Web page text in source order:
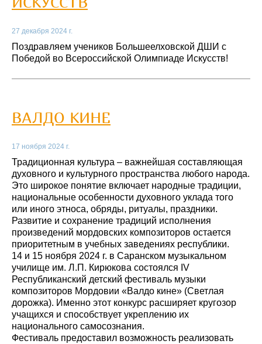
27 декабря 2024 г.
Поздравляем учеников Большеелховской ДШИ с
Победой во Всероссийской Олимпиаде Искусств!
ВАЛДО КИНЕ
17 ноября 2024 г.
Традиционная культура – важнейшая составляющая
духовного и культурного пространства любого народа.
Это широкое понятие включает народные традиции,
национальные особенности духовного уклада того
или иного этноса, обряды, ритуалы, праздники.
Развитие и сохранение традиций исполнения
произведений мордовских композиторов остается
приоритетным в учебных заведениях республики.
14 и 15 ноября 2024 г. в Саранском музыкальном
училище им. Л.П. Кирюкова состоялся IV
Республиканский детский фестиваль музыки
композиторов Мордовии «Валдо кине» (Светлая
дорожка). Именно этот конкурс расширяет кругозор
учащихся и способствует укреплению их
национального самосознания.
Фестиваль предоставил возможность реализовать